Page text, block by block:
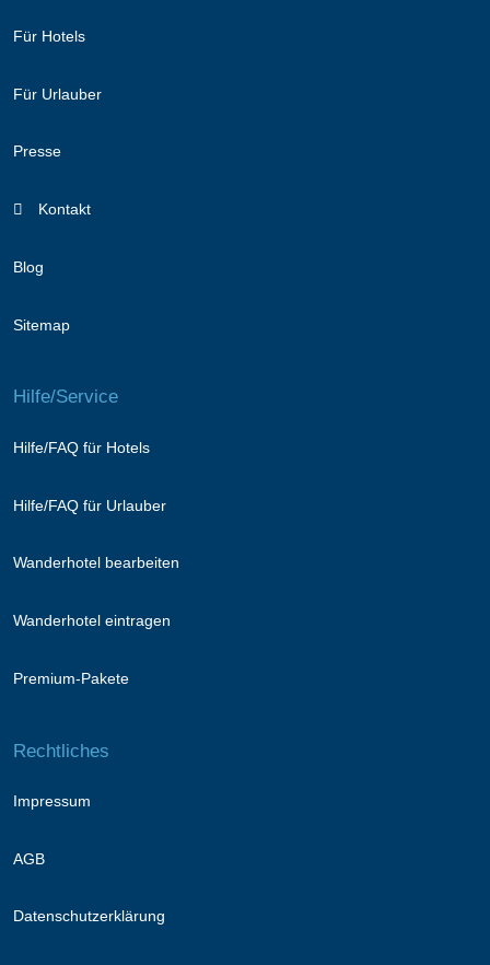
Für Hotels
Für Urlauber
Presse
Kontakt
Blog
Sitemap
Hilfe/Service
Hilfe/FAQ für Hotels
Hilfe/FAQ für Urlauber
Wanderhotel bearbeiten
Wanderhotel eintragen
Premium-Pakete
Rechtliches
Impressum
AGB
Datenschutzerklärung